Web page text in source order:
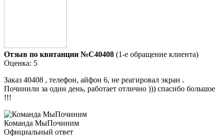
Отзыв по квитанции №C40408 (1-е обращение клиента)
Оценка: 5
Заказ 40408 , телефон, айфон 6, не реагировал экран .
Починили за один день, работает отлично ))) спасибо большое
!!!
Команда МыПочиним
Официальный ответ